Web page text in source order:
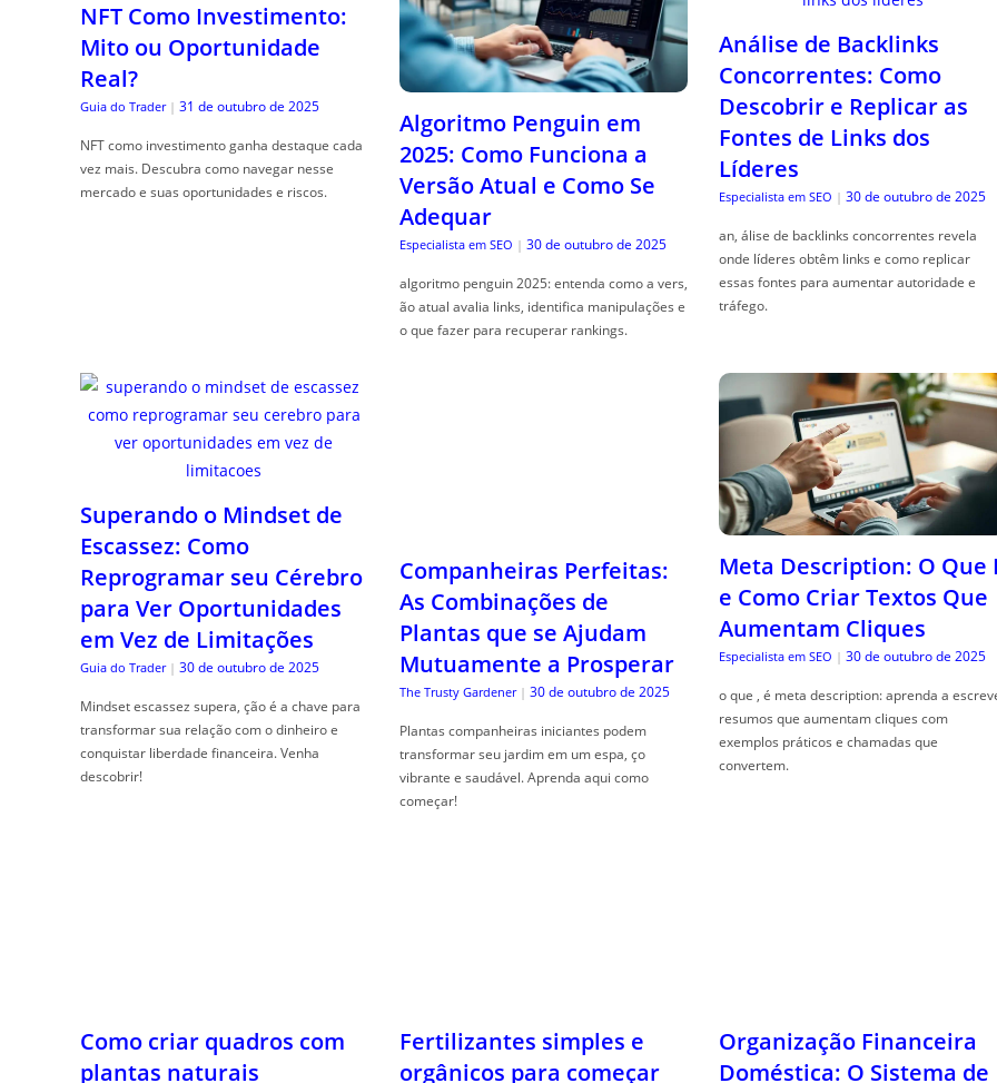
NFT Como Investimento:
Mito ou Oportunidade
Real?
Guia do Trader | 31 de outubro de 2025
NFT como investimento ganha destaque cada
vez mais. Descubra como navegar nesse
mercado e suas oportunidades e riscos.
Algoritmo Penguin em
2025: Como Funciona a
Versão Atual e Como Se
Adequar
Especialista em SEO | 30 de outubro de 2025
algoritmo penguin 2025: entenda como a vers,
ão atual avalia links, identifica manipulações e
o que fazer para recuperar rankings.
Análise de Backlinks
Concorrentes: Como
Descobrir e Replicar as
Fontes de Links dos
Líderes
Especialista em SEO | 30 de outubro de 2025
an, álise de backlinks concorrentes revela
onde líderes obtêm links e como replicar
essas fontes para aumentar autoridade e
tráfego.
Superando o Mindset de
Escassez: Como
Reprogramar seu Cérebro
para Ver Oportunidades
em Vez de Limitações
Guia do Trader | 30 de outubro de 2025
Mindset escassez supera, ção é a chave para
transformar sua relação com o dinheiro e
conquistar liberdade financeira. Venha
descobrir!
Companheiras Perfeitas:
As Combinações de
Plantas que se Ajudam
Mutuamente a Prosperar
The Trusty Gardener | 30 de outubro de 2025
Plantas companheiras iniciantes podem
transformar seu jardim em um espa, ço
vibrante e saudável. Aprenda aqui como
começar!
Meta Description: O Que
e Como Criar Textos Que
Aumentam Cliques
Especialista em SEO | 30 de outubro de 2025
o que , é meta description: aprenda a
resumos que aumentam cliques com
exemplos práticos e chamadas que
convertem.
Como criar quadros com
plantas naturais
Fertilizantes simples e
orgânicos para começar
Organização Financeira
Doméstica: O Sistema de